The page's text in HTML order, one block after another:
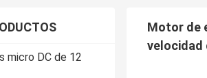
micro DC de 12
Motor de
velocidad